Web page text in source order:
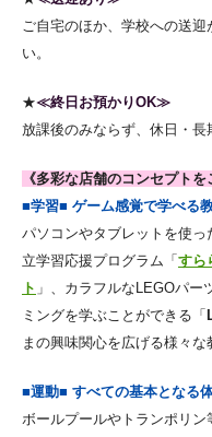
ご自宅のほか、学校への送
い。
★≪終日お預かりOK≫
放課後のみならず、休日・長
《多彩な店舗のコンセプトを
■学習■ ゲーム感覚で学べる
パソコンやタブレットを使
立学習応援プログラム「 すら
ト 」、カラフルなLEGOパー
ミングを学ぶことができる「
まの興味関心を広げる様々な
■運動■ すべての基本となる
ボールプールやトランポリン